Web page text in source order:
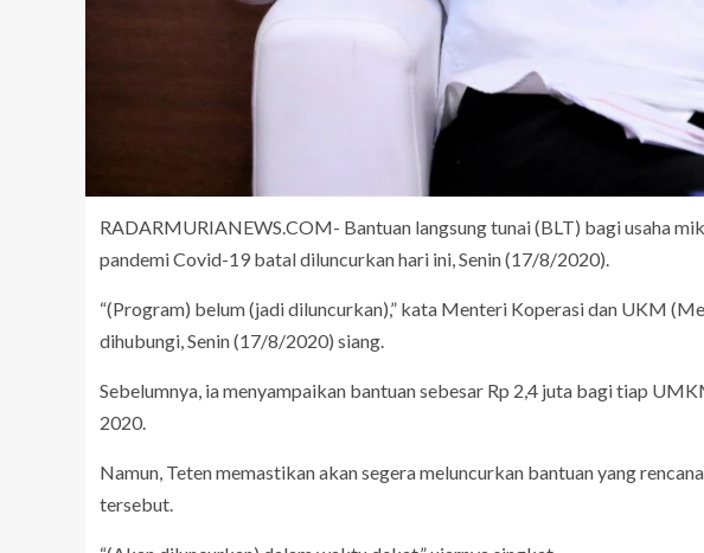
RADARMURIANEWS.COM- Bantuan langsung tunai (BLT) bagi usaha
pandemi Covid-19 batal diluncurkan hari ini, Senin (17/8/2020).
“(Program) belum (jadi diluncurkan),” kata Menteri Koperasi dan UKM
dihubungi, Senin (17/8/2020) siang.
Sebelumnya, ia menyampaikan bantuan sebesar Rp 2,4 juta bagi tiap
2020.
Namun, Teten memastikan akan segera meluncurkan bantuan yang
tersebut.